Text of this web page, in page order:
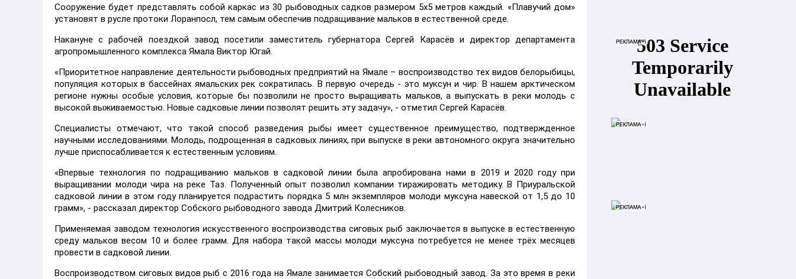
Сооружение будет представлять собой каркас из 30 рыбоводных садков размером 5x5 метров каждый. «Плавучий дом»
установят в русле протоки Лоранпосл, тем самым обеспечив подращивание мальков в естественной среде.
Накануне с рабочей поездкой завод посетили заместитель губернатора Сергей Карасёв и директор департамента
агропромышленного комплекса Ямала Виктор Югай.
«Приоритетное направление деятельности рыбоводных предприятий на Ямале – воспроизводство тех видов белорыбицы,
популяция которых в бассейнах ямальских рек сократилась. В первую очередь - это муксун и чир. В нашем арктическом
регионе нужны особые условия, которые бы позволили не просто выращивать мальков, а выпускать в реки молодь с
высокой выживаемостью. Новые садковые линии позволят решить эту задачу», - отметил Сергей Карасёв.
Специалисты отмечают, что такой способ разведения рыбы имеет существенное преимущество, подтвержденное
научными исследованиями. Молодь, подрощенная в садковых линиях, при выпуске в реки автономного округа значительно
лучше приспосабливается к естественным условиям.
«Впервые технология по подращиванию мальков в садковой линии была апробирована нами в 2019 и 2020 году при
выращивании молоди чира на реке Таз. Полученный опыт позволил компании тиражировать методику. В Приуральской
садковой линии в этом году планируется подрастить порядка 5 млн экземпляров молоди муксуна навеской от 1,5 до 10
грамм», - рассказал директор Собского рыбоводного завода Дмитрий Колесников.
Применяемая заводом технология искусственного воспроизводства сиговых рыб заключается в выпуске в естественную
среду мальков весом 10 и более грамм. Для набора такой массы молоди муксуна потребуется не менее трёх месяцев
провести в садковой линии.
Воспроизводством сиговых видов рыб с 2016 года на Ямале занимается Собский рыбоводный завод. За это время в реки